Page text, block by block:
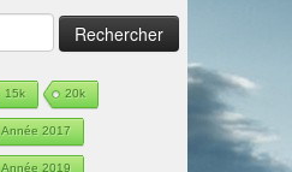
15k 20k
Année 2017
Année 2019